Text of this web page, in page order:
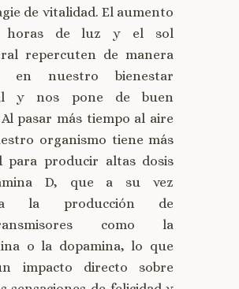
de vitalidad. El aumento
horas de luz y el sol
repercuten de manera
en nuestro bienestar
y nos pone de buen
pasar más tiempo al aire
organismo tiene más
para producir altas dosis
D, que a su vez
la producción de
como la
o la dopamina, lo que
impacto directo sobre